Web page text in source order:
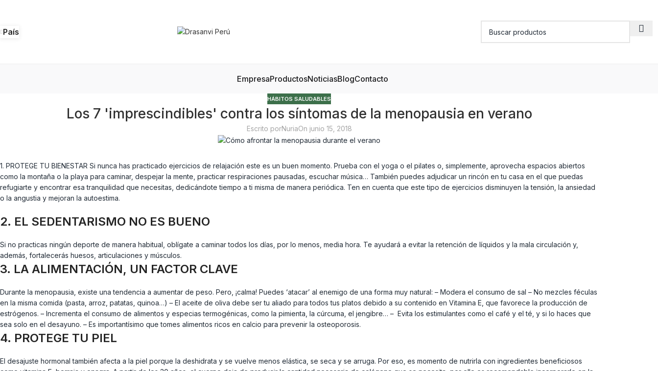
País
EmpresaProductosNoticiasBlogContacto
HÁBITOS SALUDABLES
Los 7 'imprescindibles' contra los síntomas de la menopausia en verano
Escrito porNuriaOn junio 15, 2018
1. PROTEGE TU BIENESTAR Si nunca has practicado ejercicios de relajación este es un buen momento. Prueba con el yoga o el pilates o, simplemente, aprovecha espacios abiertos
como la montaña o la playa para caminar, despejar la mente, practicar respiraciones pausadas, escuchar música… También puedes adjudicar un rincón en tu casa en el que puedas
refugiarte y encontrar esa tranquilidad que necesitas, dedicándote tiempo a ti misma de manera periódica. Ten en cuenta que este tipo de ejercicios disminuyen la tensión, la ansiedad
o la angustia y mejoran la autoestima.
2. EL SEDENTARISMO NO ES BUENO
Si no practicas ningún deporte de manera habitual, oblígate a caminar todos los días, por lo menos, media hora. Te ayudará a evitar la retención de líquidos y la mala circulación y,
además, fortalecerás huesos, articulaciones y músculos.
3. LA ALIMENTACIÓN, UN FACTOR CLAVE
Durante la menopausia, existe una tendencia a aumentar de peso. Pero, ¡calma! Puedes ‘atacar’ al enemigo de una forma muy natural: – Modera el consumo de sal – No mezcles féculas
en la misma comida (pasta, arroz, patatas, quinoa…) – El aceite de oliva debe ser tu aliado para todos tus platos debido a su contenido en Vitamina E, que favorece la producción de
estrógenos. – Incrementa el consumo de alimentos y especias termogénicas, como la pimienta, la cúrcuma, el jengibre… – Evita los estimulantes como el café y el té, y si lo haces que
sea solo en el desayuno. – Es importantísimo que tomes alimentos ricos en calcio para prevenir la osteoporosis.
4. PROTEGE TU PIEL
El desajuste hormonal también afecta a la piel porque la deshidrata y se vuelve menos elástica, se seca y se arruga. Por eso, es momento de nutrirla con ingredientes beneficiosos